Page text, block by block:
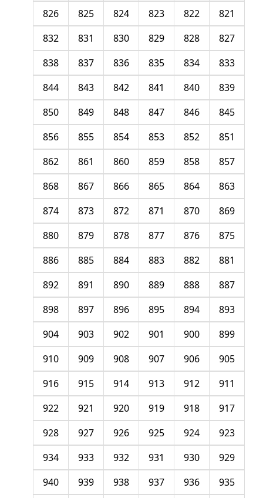
821
822
823
824
825
826
827
828
829
830
831
832
833
834
835
836
837
838
839
840
841
842
843
844
845
846
847
848
849
850
851
852
853
854
855
856
857
858
859
860
861
862
863
864
865
866
867
868
869
870
871
872
873
874
875
876
877
878
879
880
881
882
883
884
885
886
887
888
889
890
891
892
893
894
895
896
897
898
899
900
901
902
903
904
905
906
907
908
909
910
911
912
913
914
915
916
917
918
919
920
921
922
923
924
925
926
927
928
929
930
931
932
933
934
935
936
937
938
939
940